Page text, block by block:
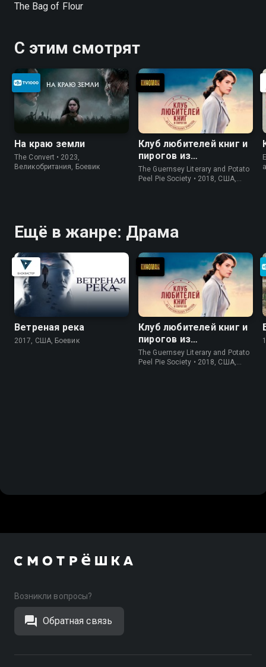
The Bag of Flour
С этим смотрят
На краю земли
The Convert • 2023,
Великобритания, Боевик
Клуб любителей книг и
пирогов из
картофельных
очистков
The Guernsey Literary and Potato
Peel Pie Society • 2018, США,
Ещё в жанре: Драма
Ветреная река
2017, США, Боевик
Клуб любителей книг и
пирогов из
картофельных
очистков
The Guernsey Literary and Potato
Peel Pie Society • 2018, США,
Возникли вопросы?
Обратная связь